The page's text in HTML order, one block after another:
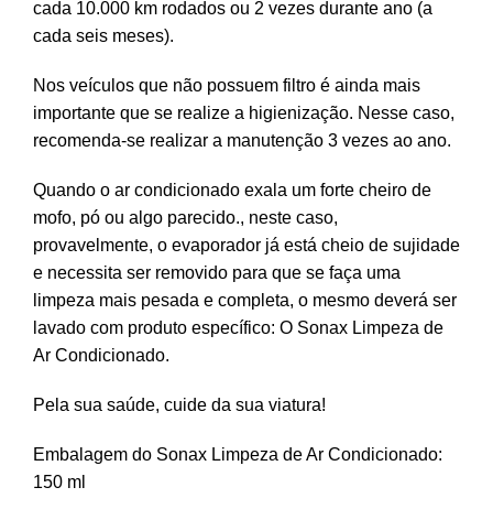
cada 10.000 km rodados ou 2 vezes durante ano (a
cada seis meses).
Nos veículos que não possuem filtro é ainda mais
importante que se realize a higienização. Nesse caso,
recomenda-se realizar a manutenção 3 vezes ao ano.
Quando o ar condicionado exala um forte cheiro de
mofo, pó ou algo parecido., neste caso,
provavelmente, o evaporador já está cheio de sujidade
e necessita ser removido para que se faça uma
limpeza mais pesada e completa, o mesmo deverá ser
lavado com produto específico: O Sonax Limpeza de
Ar Condicionado.
Pela sua saúde, cuide da sua viatura!
Embalagem do Sonax Limpeza de Ar Condicionado:
150 ml